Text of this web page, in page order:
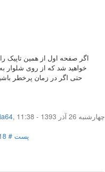
اگر صفحه اول از همین تاپیک
خواهید شد که از روی شلوار
حتی اگر در زمان پرخطر
,
چهار‌شنبه 26 آذر 1393 - 11:38
پست # 1118